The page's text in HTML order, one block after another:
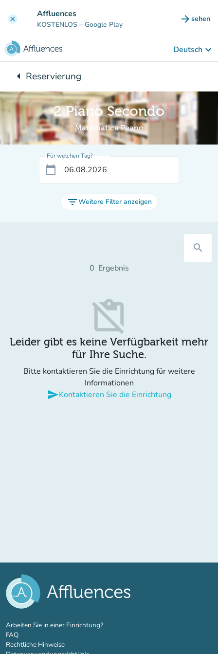
clear Affluences
KOSTENLOS – Google Play arrow_forward sehen
(new
Deutsch keyboard_arrow_down
arrow_leftZurück zu:
Reservierung
2 Piano Secondo
Matematica Peano
Für welchen Tag?
calendar_today
filter_listWeitere Filter anzeigen
search
0 Ergebnis
content_paste_off
Leider gibt es keine Verfügbarkeit mehr
für Ihre Suche.
Bitte kontaktieren Sie die Einrichtung für weitere
Informationen
sendKontaktieren Sie die Einrichtung
Arbeiten Sie in einer Einrichtung?(new tab)
FAQ
Rechtliche Hinweise